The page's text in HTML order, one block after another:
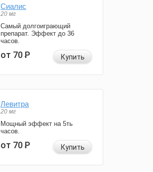
Сиалис
20 мг
Самый долгоиграющий
препарат. Эффект до 36
часов.
от 70Р Купить
Левитра
20 мг
Мощный эффект на 5ть
часов.
от 70Р Купить